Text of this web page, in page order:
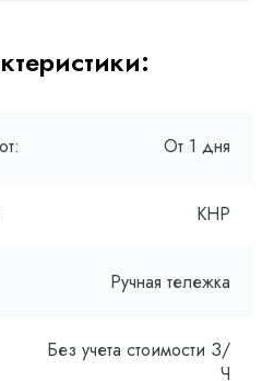
От 1 дня
КНР
Ручная тележка
Без учета стоимости З/
Ч